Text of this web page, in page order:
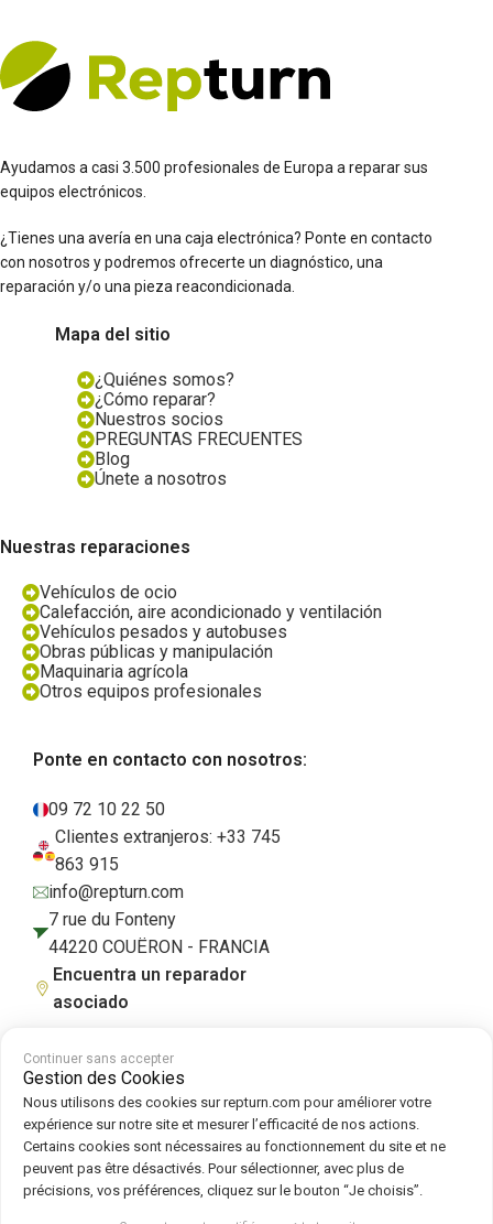
Ayudamos a casi 3.500 profesionales de Europa a reparar sus
equipos electrónicos.
¿Tienes una avería en una caja electrónica? Ponte en contacto
con nosotros y podremos ofrecerte un diagnóstico, una
reparación y/o una pieza reacondicionada.
Mapa del sitio
¿Quiénes somos?
¿Cómo reparar?
Nuestros socios
PREGUNTAS FRECUENTES
Blog
Únete a nosotros
Nuestras reparaciones
Vehículos de ocio
Calefacción, aire acondicionado y ventilación
Vehículos pesados y autobuses
Obras públicas y manipulación
Maquinaria agrícola
Otros equipos profesionales
Ponte en contacto con nosotros:
09 72 10 22 50
Clientes extranjeros: +33 745
863 915
info@repturn.com
7 rue du Fonteny
44220 COUËRON - FRANCIA
Encuentra un reparador
asociado
Condiciones generales de venta Aviso legal Política de privacidad
Cookies|Política de cookies
Síguenos en :
Continuer sans accepter
Gestion des Cookies
Nous utilisons des cookies sur repturn.com pour améliorer votre
expérience sur notre site et mesurer l’efficacité de nos actions.
Certains cookies sont nécessaires au fonctionnement du site et ne
peuvent pas être désactivés. Pour sélectionner, avec plus de
précisions, vos préférences, cliquez sur le bouton “Je choisis”.